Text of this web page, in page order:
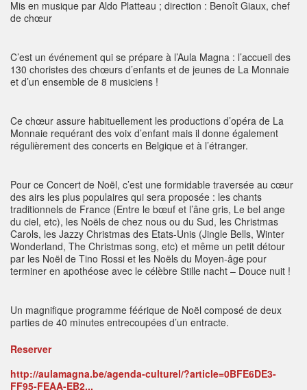
Mis en musique par Aldo Platteau ; direction : Benoît Giaux, chef
de chœur
C’est un événement qui se prépare à l’Aula Magna : l’accueil des
130 choristes des chœurs d’enfants et de jeunes de La Monnaie
et d’un ensemble de 8 musiciens !
Ce chœur assure habituellement les productions d’opéra de La
Monnaie requérant des voix d’enfant mais il donne également
régulièrement des concerts en Belgique et à l’étranger.
Pour ce Concert de Noël, c’est une formidable traversée au cœur
des airs les plus populaires qui sera proposée : les chants
traditionnels de France (Entre le bœuf et l’âne gris, Le bel ange
du ciel, etc), les Noëls de chez nous ou du Sud, les Christmas
Carols, les Jazzy Christmas des Etats-Unis (Jingle Bells, Winter
Wonderland, The Christmas song, etc) et même un petit détour
par les Noël de Tino Rossi et les Noëls du Moyen-âge pour
terminer en apothéose avec le célèbre Stille nacht – Douce nuit !
Un magnifique programme féérique de Noël composé de deux
parties de 40 minutes entrecoupées d’un entracte.
Reserver
http://aulamagna.be/agenda-culturel/?article=0BFE6DE3-
FF95-FEAA-EB2...